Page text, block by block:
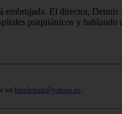
El director,
psiquiátricos y hablando
en bitelchux@yahoo.es.